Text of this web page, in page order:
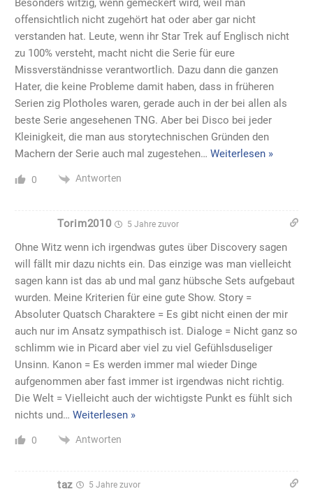
Besonders witzig, wenn gemeckert wird, weil man
offensichtlich nicht zugehört hat oder aber gar nicht
verstanden hat. Leute, wenn ihr Star Trek auf Englisch nicht
zu 100% versteht, macht nicht die Serie für eure
Missverständnisse verantwortlich. Dazu dann die ganzen
Hater, die keine Probleme damit haben, dass in früheren
Serien zig Plotholes waren, gerade auch in der bei allen als
beste Serie angesehenen TNG. Aber bei Disco bei jeder
Kleinigkeit, die man aus storytechnischen Gründen den
Machern der Serie auch mal zugestehen… Weiterlesen »
0 Antworten
Torim2010 5 Jahre zuvor
Ohne Witz wenn ich irgendwas gutes über Discovery sagen
will fällt mir dazu nichts ein. Das einzige was man vielleicht
sagen kann ist das ab und mal ganz hübsche Sets aufgebaut
wurden. Meine Kriterien für eine gute Show. Story =
Absoluter Quatsch Charaktere = Es gibt nicht einen der mir
auch nur im Ansatz sympathisch ist. Dialoge = Nicht ganz so
schlimm wie in Picard aber viel zu viel Gefühlsduseliger
Unsinn. Kanon = Es werden immer mal wieder Dinge
aufgenommen aber fast immer ist irgendwas nicht richtig.
Die Welt = Vielleicht auch der wichtigste Punkt es fühlt sich
nichts und… Weiterlesen »
0 Antworten
taz 5 Jahre zuvor